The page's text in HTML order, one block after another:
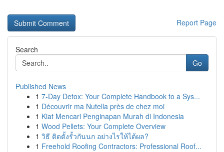
Report Page
Search
Go
Published News
1 7-Day Detox: Your Complete Handbook to a Sys...
1 Découvrir ma Nutella près de chez moi
1 Kiat Mencari Penginapan Murah di Indonesia
1 Wood Pellets: Your Complete Overview
1 วิธี ติดตั้งรั้วกันนก อย่างไรให้ได้ผล?
1 Freehold Roofing Contractors: Professional Roof...